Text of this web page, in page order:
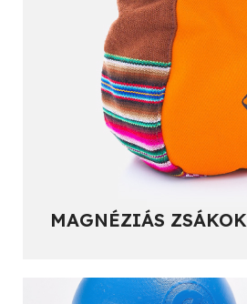
MAGNÉZIÁS ZSÁKOK